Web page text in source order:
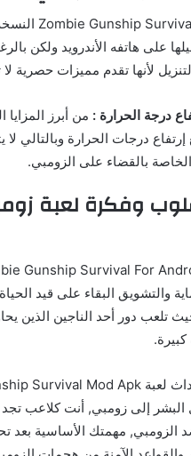
على هاتفه الأندرويد ولكن
لأنها تقدم مميزات حصرية
درجة الحرارة :
درجات الحرارة وبالتالي
بالقضاء على الزومبي.
والتشويق البقاء على قيد
حيث تلعب دور أحد الناجين
إلى زومبي, أنت كلاعب